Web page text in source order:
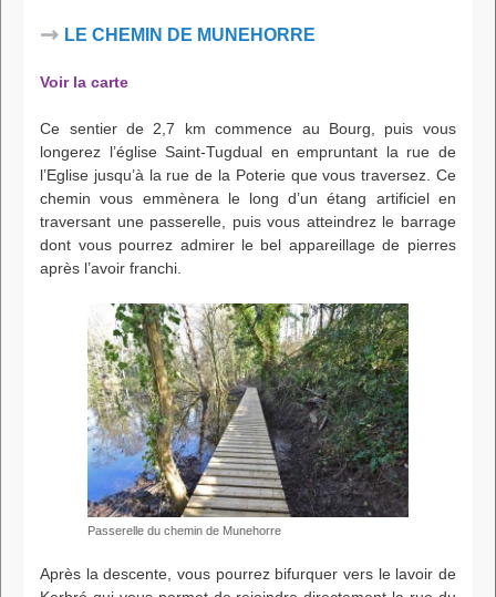
LE CHEMIN DE MUNEHORRE
Voir la carte
Ce sentier de 2,7 km commence au Bourg, puis vous
longerez l’église Saint-Tugdual en empruntant la rue de
l’Eglise jusqu’à la rue de la Poterie que vous traversez. Ce
chemin vous emmènera le long d’un étang artificiel en
traversant une passerelle, puis vous atteindrez le barrage
dont vous pourrez admirer le bel appareillage de pierres
après l’avoir franchi.
Passerelle du chemin de Munehorre
Après la descente, vous pourrez bifurquer vers le lavoir de